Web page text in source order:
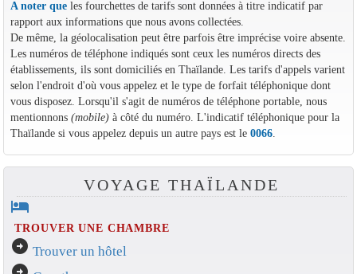
A noter queles fourchettes de tarifs sont données à titre indicatif par
rapport aux informations que nous avons collectées.
De même, la géolocalisation peut être parfois être imprécise voire absente.
Les numéros de téléphone indiqués sont ceux les numéros directs des
établissements, ils sont domiciliés en Thaïlande. Les tarifs d'appels varient
selon l'endroit d'où vous appelez et le type de forfait téléphonique dont
vous disposez. Lorsqu'il s'agit de numéros de téléphone portable, nous
mentionnons (mobile)à côté du numéro. L'indicatif téléphonique pour la
Thaïlande si vous appelez depuis un autre pays est le 0066.
VOYAGE THAÏLANDE
hotel
TROUVER UNE CHAMBRE
arrow_circle_right Trouver un hôtel